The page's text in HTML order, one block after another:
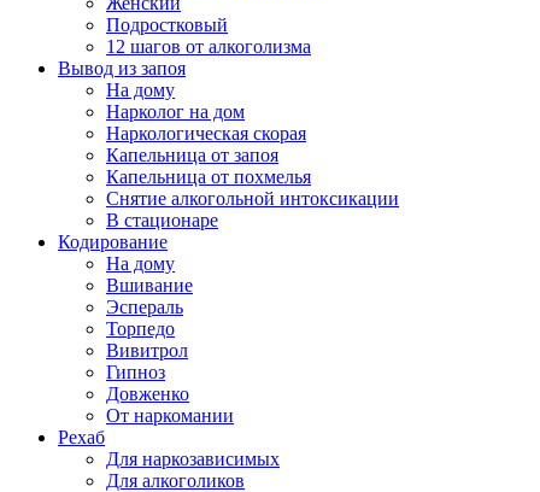
Подростковый
12 шагов от алкоголизма
Вывод из запоя
На дому
Нарколог на дом
Наркологическая скорая
Капельница от запоя
Капельница от похмелья
Снятие алкогольной интоксикации
В стационаре
Кодирование
На дому
Вшивание
Эспераль
Торпедо
Вивитрол
Гипноз
Довженко
От наркомании
Рехаб
Для наркозависимых
Для алкоголиков